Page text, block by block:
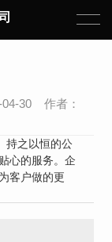
30 作者：
持之以恒的公
心的服务。企
客户做的更